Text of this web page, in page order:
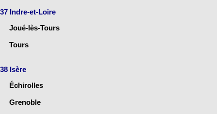
37 Indre-et-Loire
Joué-lès-Tours
Tours
38 Isère
Échirolles
Grenoble